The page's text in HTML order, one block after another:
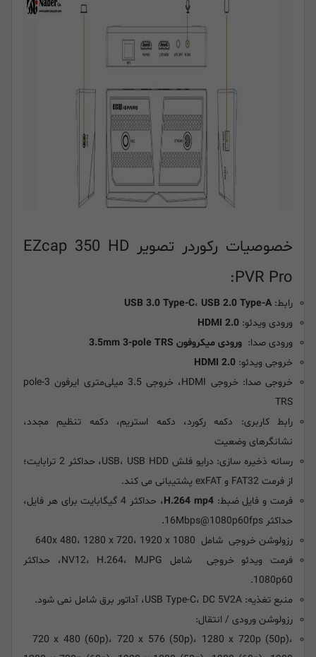
خصوصیات رکوردر تصویر EZcap 350 HD
PVR Pro:
رابط: USB 3.0 Type-C، USB 2.0 Type-A
ورودی ویدئو: HDMI 2.0
ورودی صدا: ورودی میکروفون 3.5mm 3-pole TRS
خروجی ویدئو: HDMI 2.0
خروجی صدا: خروجی HDMI، خروجی 3.5 میلی‌متری ایرفون 3-pole
TRS
رابط کاربری: دکمه رکورد، دکمه استریم، دکمه تنظیم مجدد،
نشانگرهای وضعیت
رسانه ذخیره سازی: درایو فلش USB، USB HDD، حداکثر 2 ترابایت؛
از فرمت FAT32 و exFAT پشتیبانی می کند.
فرمت و فایل ضبط:H.264 mp4
، حداکثر 4 گیگابایت برای هر فایل،
حداکثر 16Mbps@1080p60fps.
رزولوشن خروجی شامل 640x 480، 1280 x 720، 1920 x 1080
فرمت ویدئو خروجی شامل NV12، H.264، MJPG، حداکثر
1080p60.
منبع تغذیه: USB Type-C، DC 5V2A، آداتور برق شامل نمی شود.
رزولوشن ورودی / انتقال:
720 x 480 (60p)، 720 x 576 (50p)، 1280 x 720p (50p)،